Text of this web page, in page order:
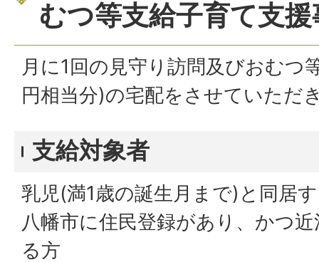
むつ等支給子育て支
月に1回の見守り訪問及びおむつ
円相当分)の宅配をさせていただ
支給対象者
乳児(満1歳の誕生月まで)と同居
八幡市に住民登録があり、かつ
る方